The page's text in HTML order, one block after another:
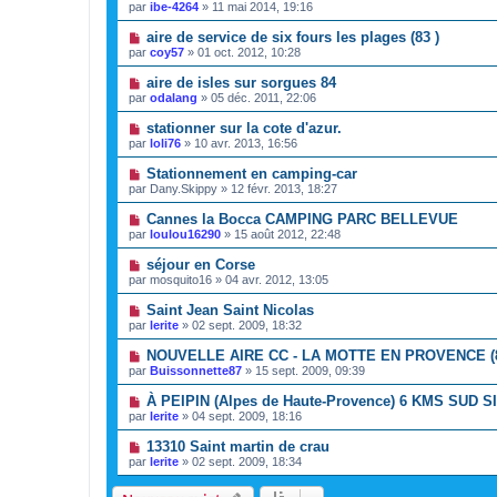
par ibe-4264 » 11 mai 2014, 19:16
aire de service de six fours les plages (83 )
par coy57 » 01 oct. 2012, 10:28
aire de isles sur sorgues 84
par odalang » 05 déc. 2011, 22:06
stationner sur la cote d'azur.
par loli76 » 10 avr. 2013, 16:56
Stationnement en camping-car
par Dany.Skippy » 12 févr. 2013, 18:27
Cannes la Bocca CAMPING PARC BELLEVUE
par loulou16290 » 15 août 2012, 22:48
séjour en Corse
par mosquito16 » 04 avr. 2012, 13:05
Saint Jean Saint Nicolas
par lerite » 02 sept. 2009, 18:32
NOUVELLE AIRE CC - LA MOTTE EN PROVENCE
par Buissonnette87 » 15 sept. 2009, 09:39
À PEIPIN (Alpes de Haute-Provence) 6 KMS SUD
par lerite » 04 sept. 2009, 18:16
13310 Saint martin de crau
par lerite » 02 sept. 2009, 18:34